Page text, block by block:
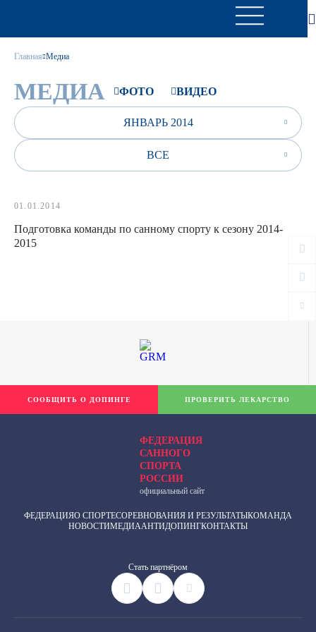
Главная Медиа
МЕДИА ФОТО ВИДЕО
ЯНВАРЬ 2014
ВСЕ
01.01.2014
Подготовка команды по санному спорту к сезону 2014-
2015
ФЕДЕРАЦИЯ
САННОГО
СПОРТА
РОССИИ
официальный сайт
ФЕДЕРАЦИЯО СПОРТЕСОРЕВНОВАНИЯ И РЕЗУЛЬТАТЫКОМАНДА
НОВОСТИМЕДИААНТИДОПИНГКОНТАКТЫ
Cтать партнёром
СООБЩИТЬ О ДОПИНГЕ ПРОВЕРИТЬ ЛЕКАРСТВО